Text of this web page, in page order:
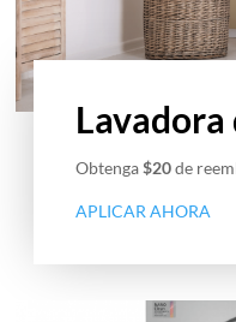
Lavadora
Obtenga$20de
APLICAR AHORA